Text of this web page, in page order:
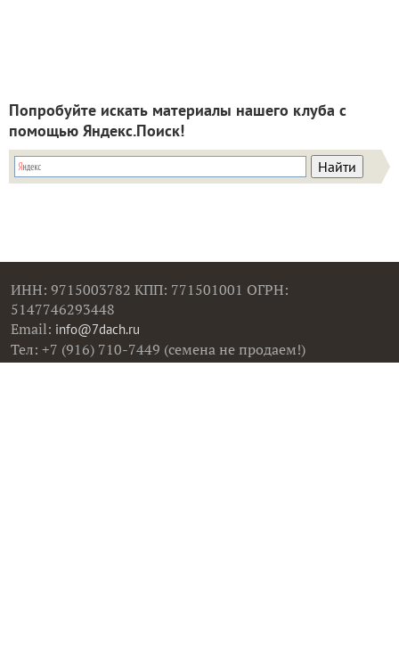
Попробуйте искать материалы нашего клуба с
помощью Яндекс.Поиск!
ИНН: 9715003782 КПП: 771501001 ОГРН:
5147746293448
Email: info@7dach.ru
Тел: +7 (916) 710-7449 (семена не продаем!)